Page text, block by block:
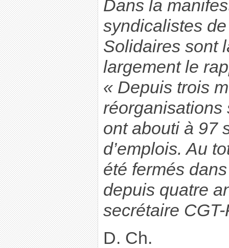
Dans la
syndicalistes
Solidaires sont
largement le
« Depuis trois
réorganisations
ont abouti à 97
d’emplois. Au
été fermés
depuis quatre
secrétaire
D. Ch.